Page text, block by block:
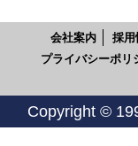
会社案内 採用
プライバシーポリ
Copyright ©